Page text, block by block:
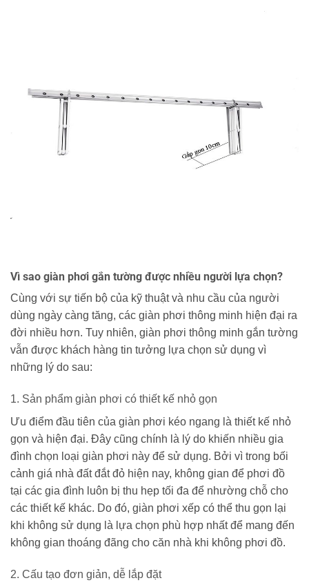
Vì sao giàn phơi gắn tường được nhiều người lựa chọn?
Cùng với sự tiến bộ của kỹ thuật và nhu cầu của người
dùng ngày càng tăng, các giàn phơi thông minh hiện đại ra
đời nhiều hơn. Tuy nhiên, giàn phơi thông minh gắn tường
vẫn được khách hàng tin tưởng lựa chọn sử dụng vì
những lý do sau:
1. Sản phẩm giàn phơi có thiết kế nhỏ gọn
Ưu điểm đầu tiên của giàn phơi kéo ngang là thiết kế nhỏ
gọn và hiện đại. Đây cũng chính là lý do khiến nhiều gia
đình chọn loại giàn phơi này để sử dụng. Bởi vì trong bối
cảnh giá nhà đất đắt đỏ hiện nay, không gian để phơi đồ
tại các gia đình luôn bị thu hẹp tối đa để nhường chỗ cho
các thiết kế khác. Do đó, giàn phơi xếp có thể thu gọn lại
khi không sử dụng là lựa chọn phù hợp nhất để mang đến
không gian thoáng đãng cho căn nhà khi không phơi đồ.
2. Cấu tạo đơn giản, dễ lắp đặt